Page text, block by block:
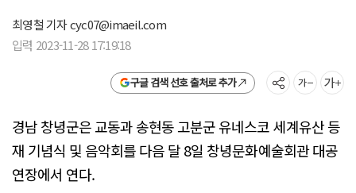
최영철 기자cyc07@imaeil.com
입력 2023-11-28 17:19:18
구글 검색 선호 출처로 추가
경남 창녕군은 교동과 송현동 고분군 유네스코 세계유산 등
재 기념식 및 음악회를 다음 달 8일 창녕문화예술회관 대공
연장에서 연다.